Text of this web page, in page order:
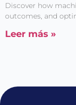
Discover how
outcomes, and
Leer más »